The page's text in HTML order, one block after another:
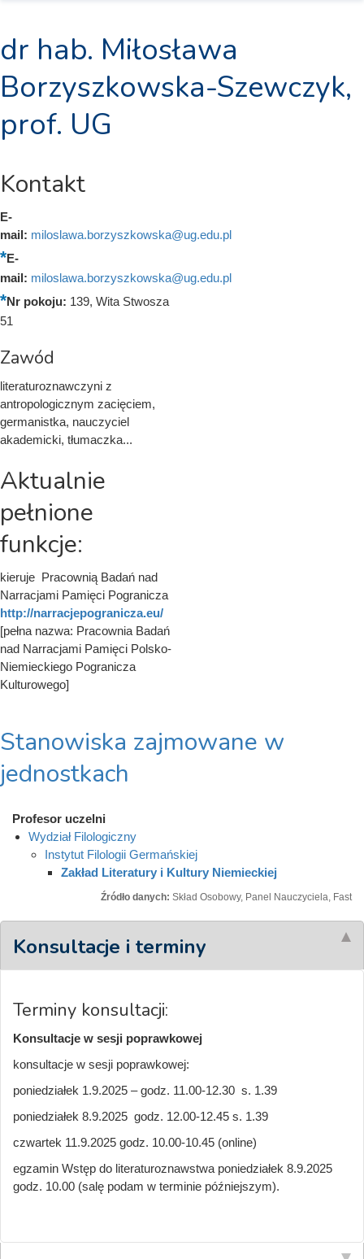
dr hab. Miłosława
Borzyszkowska-Szewczyk,
prof. UG
Kontakt
E-
mail: miloslawa.borzyszkowska@ug.edu.pl
E-
mail: miloslawa.borzyszkowska@ug.edu.pl
Nr pokoju: 139, Wita Stwosza
51
Zawód
literaturoznawczyni z
antropologicznym zacięciem,
germanistka, nauczyciel
akademicki, tłumaczka...
Aktualnie
pełnione
funkcje:
kieruje Pracownią Badań nad
Narracjami Pamięci Pogranicza
http://narracjepogranicza.eu/
[pełna nazwa: Pracownia Badań
nad Narracjami Pamięci Polsko-
Niemieckiego Pogranicza
Kulturowego]
Stanowiska zajmowane w
jednostkach
Profesor uczelni
Wydział Filologiczny
Instytut Filologii Germańskiej
Zakład Literatury i Kultury Niemieckiej
Źródło danych: Skład Osobowy, Panel Nauczyciela, Fast
Konsultacje i terminy
Terminy konsultacji:
Konsultacje w sesji poprawkowej
konsultacje w sesji poprawkowej:
poniedziałek 1.9.2025 – godz. 11.00-12.30 s. 1.39
poniedziałek 8.9.2025 godz. 12.00-12.45 s. 1.39
czwartek 11.9.2025 godz. 10.00-10.45 (online)
egzamin Wstęp do literaturoznawstwa poniedziałek 8.9.2025
godz. 10.00 (salę podam w terminie późniejszym).